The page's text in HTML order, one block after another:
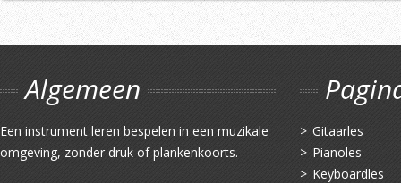
Algemeen
Een instrument leren bespelen in een muzikale
omgeving, zonder druk of plankenkoorts.
Gitaarles
Pianoles
Keyboardles